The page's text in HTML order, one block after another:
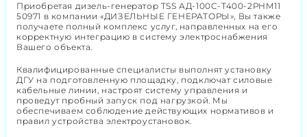
Приобретая дизель-генератор TSS АД-100С-Т400-2РНМ11
50971 в компании «ДИЗЕЛЬНЫЕ ГЕНЕРАТОРЫ», Вы также
получаете полный комплекс услуг, направленных на его
корректную интеграцию в систему электроснабжения
Вашего объекта.
Квалифицированные специалисты выполнят установку
ДГУ на подготовленную площадку, подключат силовые
кабельные линии, настроят систему управления и
проведут пробный запуск под нагрузкой. Мы
обеспечиваем соблюдение действующих нормативов и
правил устройства электроустановок.